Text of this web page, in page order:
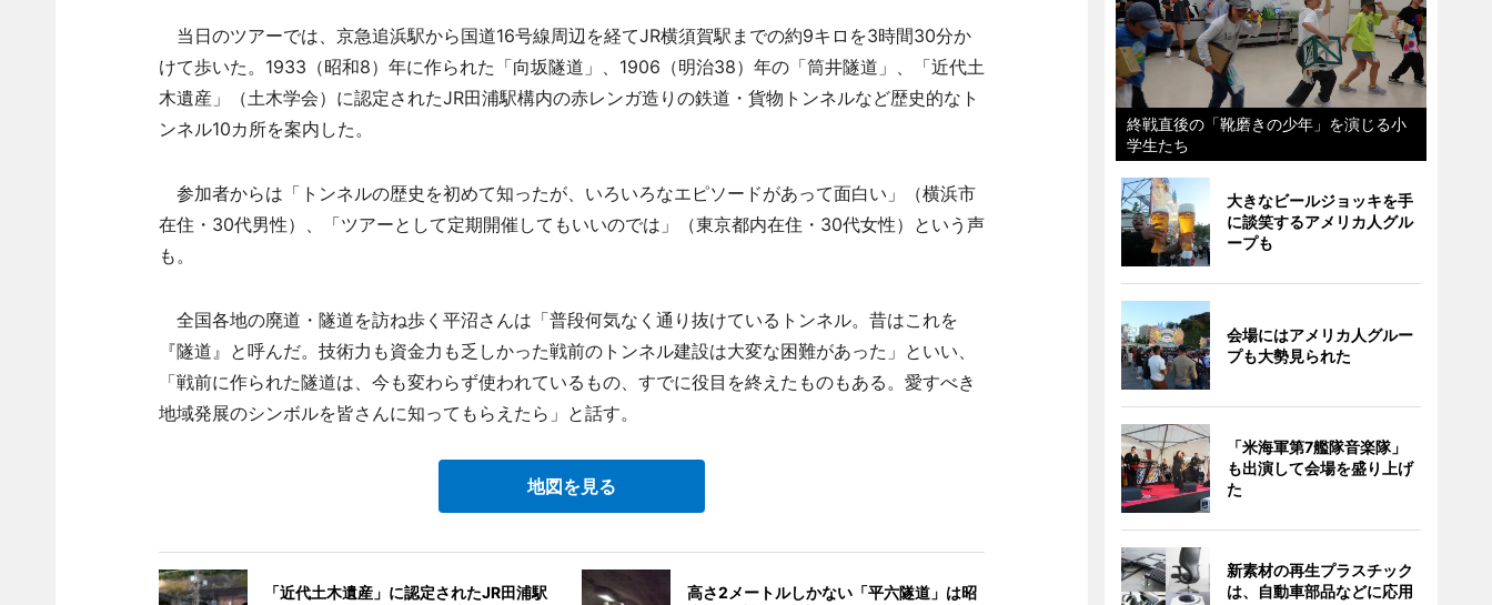
当日のツアーでは、京急追浜駅から国道16号線周辺を経てJR横須賀駅までの約9キロを3時間30分か
けて歩いた。1933（昭和8）年に作られた「向坂隧道」、1906（明治38）年の「筒井隧道」、「近代土
木遺産」（土木学会）に認定されたJR田浦駅構内の赤レンガ造りの鉄道・貨物トンネルなど歴史的なト
ンネル10カ所を案内した。
参加者からは「トンネルの歴史を初めて知ったが、いろいろなエピソードがあって面白い」（横浜市
在住・30代男性）、「ツアーとして定期開催してもいいのでは」（東京都内在住・30代女性）という声
も。
全国各地の廃道・隧道を訪ね歩く平沼さんは「普段何気なく通り抜けているトンネル。昔はこれを
『隧道』と呼んだ。技術力も資金力も乏しかった戦前のトンネル建設は大変な困難があった」といい、
「戦前に作られた隧道は、今も変わらず使われているもの、すでに役目を終えたものもある。愛すべき
地域発展のシンボルを皆さんに知ってもらえたら」と話す。
地図を見る
「近代土木遺産」に認定されたJR田浦駅
高さ2メートルしかない「平六隧道」は昭
終戦直後の「靴磨きの少年」を演じる小
学生たち
大きなビールジョッキを手
に談笑するアメリカ人グル
ープも
会場にはアメリカ人グルー
プも大勢見られた
「米海軍第7艦隊音楽隊」
も出演して会場を盛り上げ
た
新素材の再生プラスチック
は、自動車部品などに応用